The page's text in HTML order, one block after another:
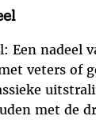
Een nadeel
veters of
met de